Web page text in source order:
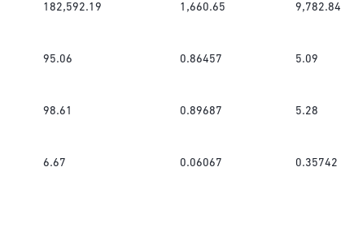
182,592.19 1,660.65 9,782.84
95.06 0.86457 5.09
98.61 0.89687 5.28
6.67 0.06067 0.35742